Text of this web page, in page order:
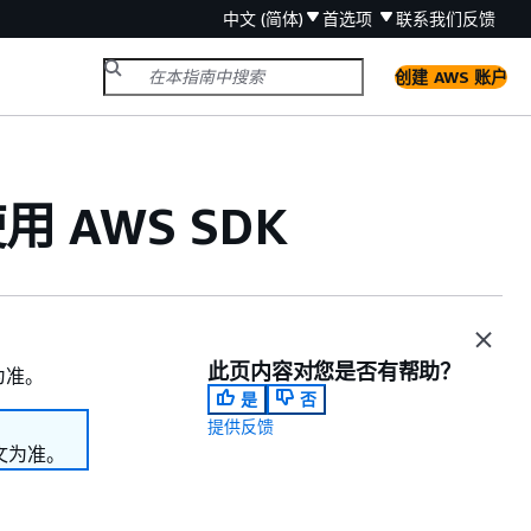
中文 (简体) 首选项 联系我们反馈
创建 AWS 账户
AWS SDK
。
准。
此页内容对您是否有帮助？
是
否
提供反馈